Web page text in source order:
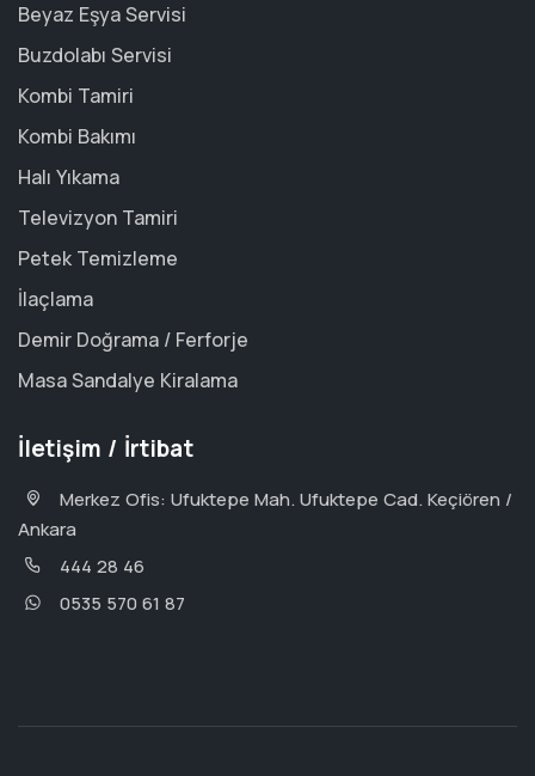
Beyaz Eşya Servisi
Buzdolabı Servisi
Kombi Tamiri
Kombi Bakımı
Halı Yıkama
Televizyon Tamiri
Petek Temizleme
İlaçlama
Demir Doğrama / Ferforje
Masa Sandalye Kiralama
İletişim / İrtibat
Merkez Ofis: Ufuktepe Mah. Ufuktepe Cad. Keçiören /
Ankara
444 28 46
0535 570 61 87